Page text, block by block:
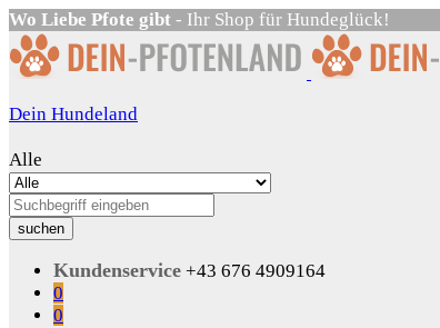
Wo Liebe Pfote gibt - Ihr Shop für Hundeglück!
Dein Hundeland
Alle
suchen
Kundenservice +43 676 4909164
0
0